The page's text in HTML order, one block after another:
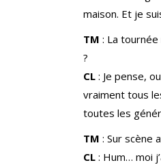
maison. Et je
TM : La tournée
?
CL : Je pense,
vraiment tous
toutes les
TM : Sur scène
CL : Hum… moi